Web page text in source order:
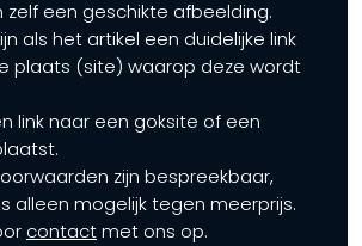
zelf een geschikte afbeelding.
als het artikel een duidelijke link
plaats (site) waarop deze wordt
link naar een goksite of een
zijn bespreekbaar,
alleen mogelijk tegen meerprijs.
contactmet ons op.